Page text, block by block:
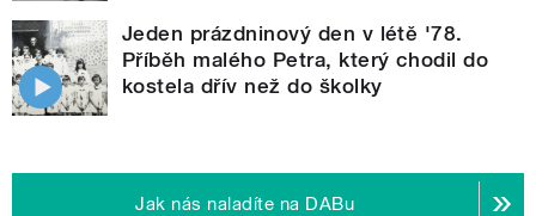
Jeden prázdninový den v létě '78.
Příběh malého Petra, který chodil do
kostela dřív než do školky
Jak nás naladíte na DABu